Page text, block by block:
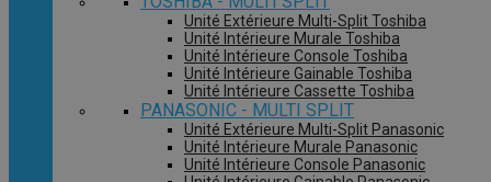
Unité Extérieure Multi-Split Toshiba
Unité Intérieure Murale Toshiba
Unité Intérieure Console Toshiba
Unité Intérieure Gainable Toshiba
Unité Intérieure Cassette Toshiba
PANASONIC - MULTI SPLIT
Unité Extérieure Multi-Split Panasonic
Unité Intérieure Murale Panasonic
Unité Intérieure Console Panasonic